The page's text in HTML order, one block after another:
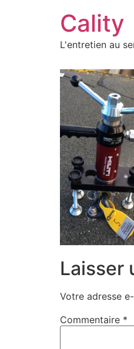
Cality
L'entretien au
Laisser
Votre adresse
Commentaire *